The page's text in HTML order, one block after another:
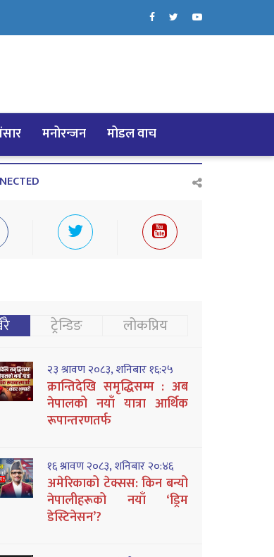
मनोरन्जन मोडल वाच
ट्रेन्डिङ लोकप्रिय
२३ श्रावण २०८३, शनिबार १६:२५
क्रान्तिदेखि समृद्धिसम्म : अब
नेपालको नयाँ यात्रा आर्थिक
रूपान्तरणतर्फ
१६ श्रावण २०८३, शनिबार २०:४६
अमेरिकाको टेक्सस: किन बन्यो
नेपालीहरूको नयाँ ‘ड्रिम
डेस्टिनेसन’?